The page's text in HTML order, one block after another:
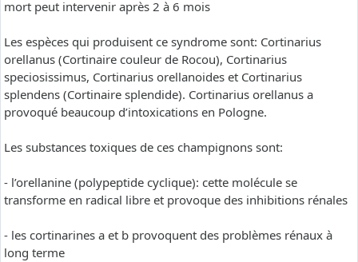
mort peut intervenir après 2 à 6 mois
Les espèces qui produisent ce syndrome sont: Cortinarius
orellanus (Cortinaire couleur de Rocou), Cortinarius
speciosissimus, Cortinarius orellanoides et Cortinarius
splendens (Cortinaire splendide). Cortinarius orellanus a
provoqué beaucoup d’intoxications en Pologne.
Les substances toxiques de ces champignons sont:
- l’orellanine (polypeptide cyclique): cette molécule se
transforme en radical libre et provoque des inhibitions rénales
- les cortinarines a et b provoquent des problèmes rénaux à
long terme